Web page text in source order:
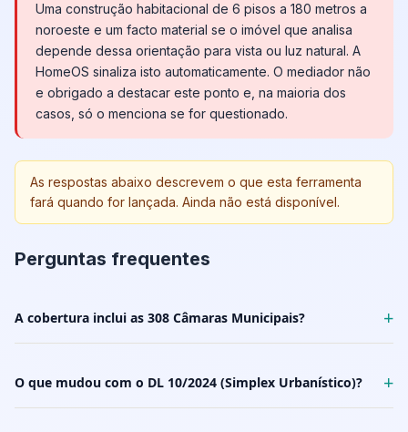
Uma construção habitacional de 6 pisos a 180 metros a
noroeste e um facto material se o imóvel que analisa
depende dessa orientação para vista ou luz natural. A
HomeOS sinaliza isto automaticamente. O mediador não
e obrigado a destacar este ponto e, na maioria dos
casos, só o menciona se for questionado.
As respostas abaixo descrevem o que esta ferramenta
fará quando for lançada. Ainda não está disponível.
Perguntas frequentes
A cobertura inclui as 308 Câmaras Municipais? +
O que mudou com o DL 10/2024 (Simplex Urbanístico)? +